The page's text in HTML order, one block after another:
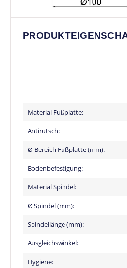
Material Fußplatte:
Antirutsch:
Ø-Bereich Fußplatte (mm):
Bodenbefestigung:
Material Spindel:
Ø Spindel (mm):
Spindellänge (mm):
Ausgleichswinkel:
Hygiene: